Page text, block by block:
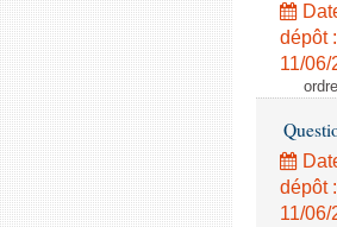
dépôt :
11/06/
dépôt :
11/06/